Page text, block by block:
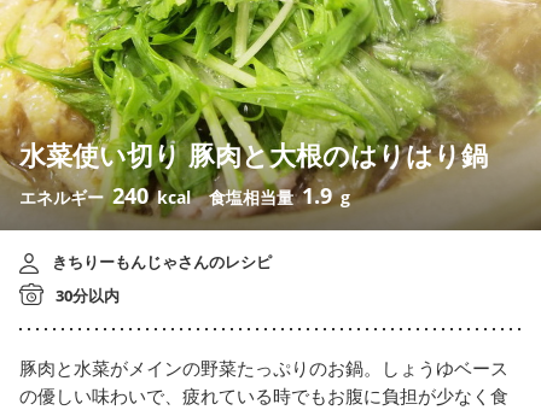
水菜使い切り 豚肉と大根のはりはり鍋
エネルギー240 kcal 食塩相当量1.9 g
きちりーもんじゃさんのレシピ
30分以内
豚肉と水菜がメインの野菜たっぷりのお鍋。しょうゆベース
の優しい味わいで、疲れている時でもお腹に負担が少なく食